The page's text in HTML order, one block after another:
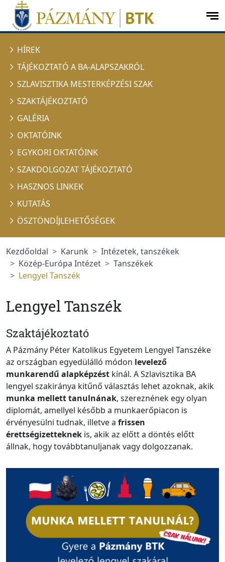
Ugrás a menüre
Ugrás a tartalomra
HÍREK
TÁJÉKOZTATÓ A BA-ALAPSZAKRÓL
SZLAVISZTIKA MESTERKÉPZÉSI SZAK
SZAKTÁJÉKOZTATÓ
GALÉRIA
OKTATÓINK
EGYKORI OKTATÓINK
SZAKDOLGOZAT TÁJÉKOZTATÓ
HASZNOS LINKEK
KUTATÁS
ÖSZTÖNDÍJLEHETŐSÉGEK
Kezdőoldal Karunk
Intézetek, tanszékek
Közép-Európa Intézet
Tanszékek
Lengyel Tanszék
Lengyel Tanszék
Szaktájékoztató
A Pázmány Péter Katolikus Egyetem Lengyel Tanszéke
az országban egyedülálló módon levelező
munkarendű alapképzést kínál. A Szlavisztika BA
lengyel szakiránya kitűnő választás lehet azoknak, akik
munka mellett tanulnának, szereznének egy olyan
diplomát, amellyel később a munkaerőpiacon is
érvényesülni tudnak, illetve a frissen
érettségizetteknek is, akik az előtt a döntés előtt
állnak, hogy továbbtanuljanak vagy dolgozzanak.